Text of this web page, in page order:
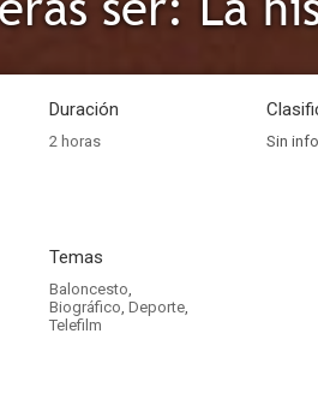
Duración
2 horas Sin
Temas
Baloncesto,
Biográfico, Deporte,
Telefilm